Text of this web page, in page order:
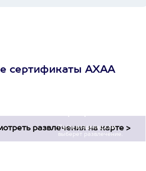
сертификаты АХАА
Пусть владелец сам
выберет развлечение.